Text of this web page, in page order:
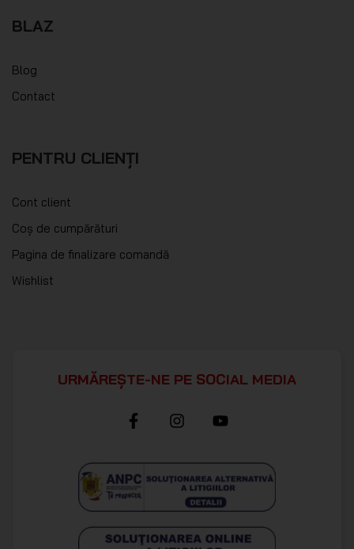
BLAZ
Blog
Contact
PENTRU CLIENȚI
Cont client
Coș de cumpărături
Pagina de finalizare comandă
Wishlist
URMĂREȘTE-NE PE SOCIAL MEDIA